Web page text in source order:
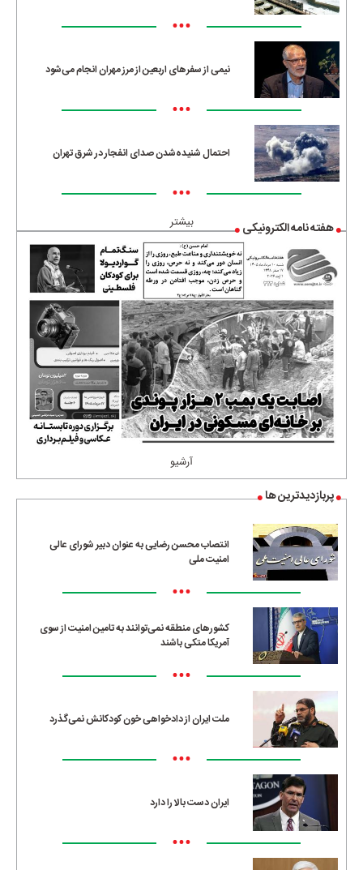
•••
نیمی از سفرهای اربعین از مرز مهران انجام می‌شود
•••
احتمال شنیده‌شدن صدای انفجار در شرق تهران
•••
بیشتر هفته نامه الکترونیکی
آرشیو
پربازدیدترین ها
انتصاب محسن رضایی به عنوان دبیر شورای عالی
امنیت ملی
•••
کشورهای منطقه نمی‌توانند به تامین امنیت از سوی
آمریکا متکی باشند
•••
ملت ایران از دادخواهی خون کودکانش نمی‌گذرد
•••
ایران دست بالا را دارد
•••